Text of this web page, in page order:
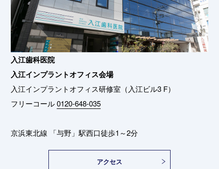
入江歯科医院
入江インプラントオフィス会場
入江インプラントオフィス研修室（入江ビル3 F）
フリーコール0120-648-035
京浜東北線 「与野」駅西口徒歩1～2分
アクセス